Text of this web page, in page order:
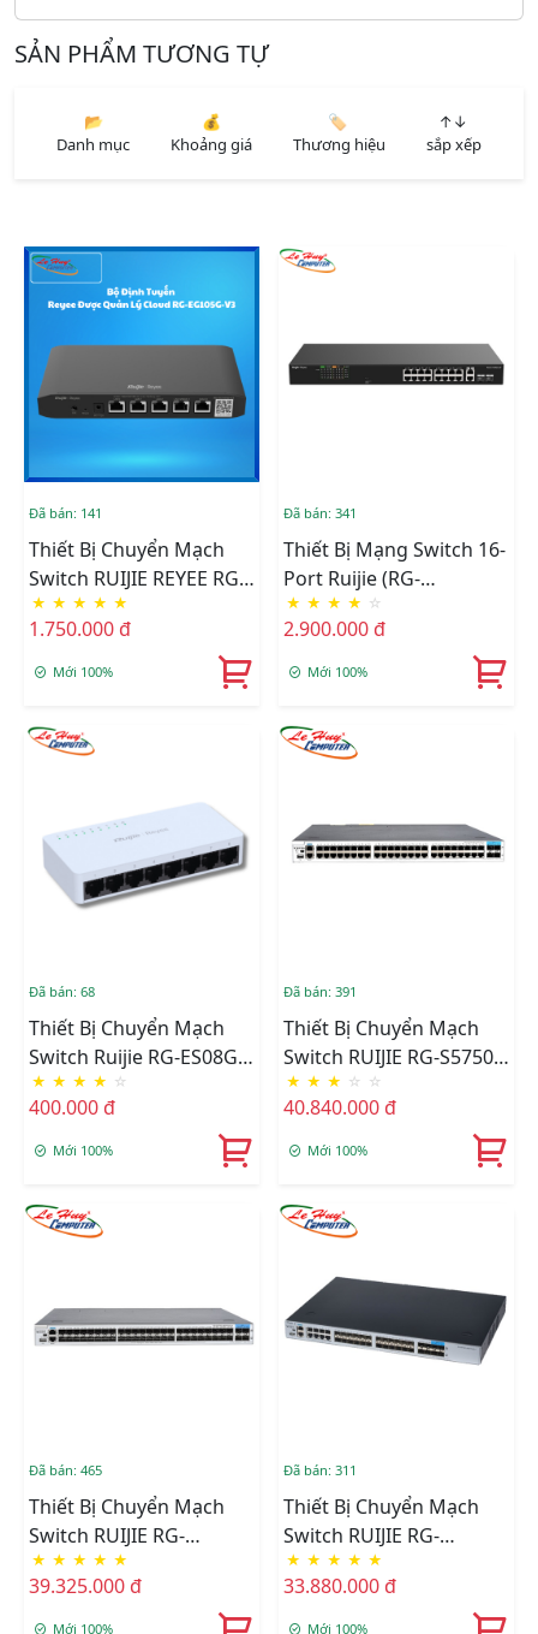
SẢN PHẨM TƯƠNG TỰ
📂
Danh mục
💰
Khoảng giá
🏷️
Thương hiệu
↑↓
sắp xếp
Đã bán: 141
Thiết Bị Chuyển Mạch
Switch RUIJIE REYEE RG-
EG105G V3
★ ★ ★ ★ ★
1.750.000 đ
Mới 100%
Đã bán: 341
Thiết Bị Mạng Switch 16-
Port Ruijie (RG-
ES118FGS-LP)
★ ★ ★ ★ ☆
2.900.000 đ
Mới 100%
Đã bán: 68
Thiết Bị Chuyển Mạch
Switch Ruijie RG-ES08G-L
(8 Port/ 10/100/1000
Mbps)
★ ★ ★ ★ ☆
400.000 đ
Mới 100%
Đã bán: 391
Thiết Bị Chuyển Mạch
Switch RUIJIE RG-S5750-
48GT4XS-HP-H 48-Port
10/100/1000BASE-T PoE+
4-Port 10GE SFP+
★ ★ ★ ☆ ☆
40.840.000 đ
Mới 100%
Đã bán: 465
Thiết Bị Chuyển Mạch
Switch RUIJIE RG-
S5750C-48SFP4XS-H 48-
Port GE SFP + 4-Port
10GE SFP+
★ ★ ★ ★ ★
39.325.000 đ
Mới 100%
Đã bán: 311
Thiết Bị Chuyển Mạch
Switch RUIJIE RG-
S5750C-28SFP4XS-H 28-
Port GE SFP + 8-Port
Combo GE RJ45 SFP+
★ ★ ★ ★ ★
33.880.000 đ
Mới 100%